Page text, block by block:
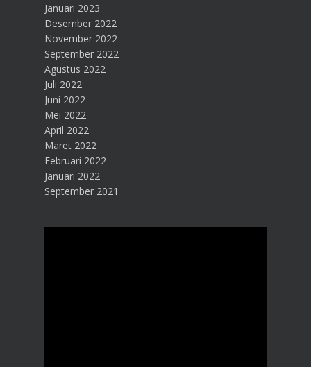
Januari 2023
Desember 2022
November 2022
September 2022
Agustus 2022
Juli 2022
Juni 2022
Mei 2022
April 2022
Maret 2022
Februari 2022
Januari 2022
September 2021